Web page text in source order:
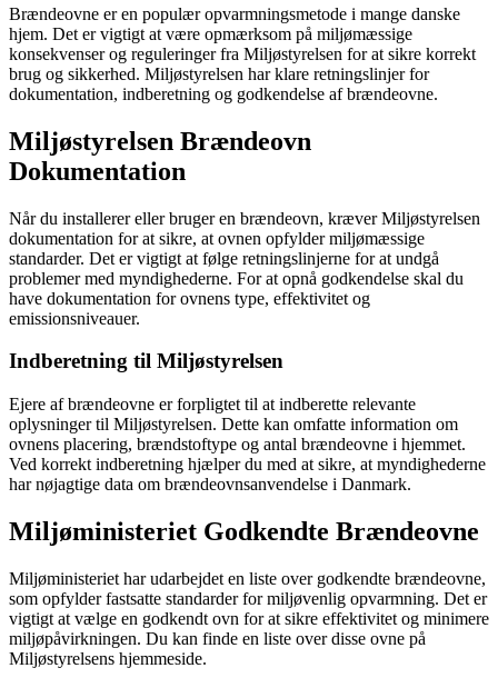
Brændeovne er en populær opvarmningsmetode i mange danske
hjem. Det er vigtigt at være opmærksom på miljømæssige
konsekvenser og reguleringer fra Miljøstyrelsen for at sikre korrekt
brug og sikkerhed. Miljøstyrelsen har klare retningslinjer for
dokumentation, indberetning og godkendelse af brændeovne.
Miljøstyrelsen Brændeovn
Dokumentation
Når du installerer eller bruger en brændeovn, kræver Miljøstyrelsen
dokumentation for at sikre, at ovnen opfylder miljømæssige
standarder. Det er vigtigt at følge retningslinjerne for at undgå
problemer med myndighederne. For at opnå godkendelse skal du
have dokumentation for ovnens type, effektivitet og
emissionsniveauer.
Indberetning til Miljøstyrelsen
Ejere af brændeovne er forpligtet til at indberette relevante
oplysninger til Miljøstyrelsen. Dette kan omfatte information om
ovnens placering, brændstoftype og antal brændeovne i hjemmet.
Ved korrekt indberetning hjælper du med at sikre, at myndighederne
har nøjagtige data om brændeovnsanvendelse i Danmark.
Miljøministeriet Godkendte Brændeovne
Miljøministeriet har udarbejdet en liste over godkendte brændeovne,
som opfylder fastsatte standarder for miljøvenlig opvarmning. Det er
vigtigt at vælge en godkendt ovn for at sikre effektivitet og minimere
miljøpåvirkningen. Du kan finde en liste over disse ovne på
Miljøstyrelsens hjemmeside.